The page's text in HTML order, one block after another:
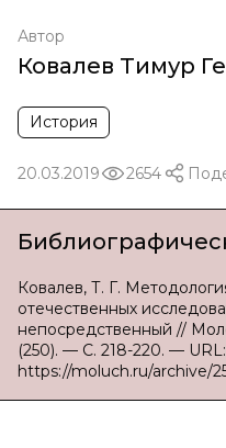
Автор
Ковалев Тимур
История
20.03.2019 2654
Ковалев, Т. Г.
отечественных
непосредственный //
(250). — С. 218-220. — URL:
https://moluch.ru/archive/